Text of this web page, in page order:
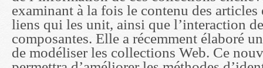
examinant à la fois le contenu des articles
liens qui les unit, ainsi que l’interaction
composantes. Elle a récemment élaboré
de modéliser les collections Web. Ce